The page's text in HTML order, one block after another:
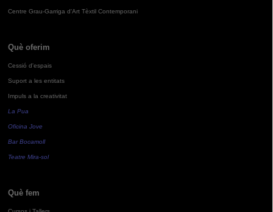
Centre Grau-Garriga d'Art Tèxtil Contemporani
Què oferim
Cessió d'espais
Suport a les entitats
Impuls a la creativitat
La Pua
Oficina Jove
Bar Bocamoll
Teatre Mira-sol
Què fem